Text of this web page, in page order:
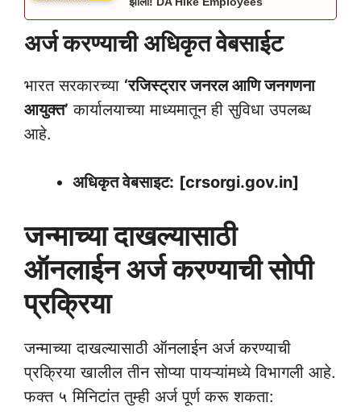
अर्ज करण्याची अधिकृत वेबसाईट
भारत सरकारच्या ‘रजिस्ट्रार जनरल आणि जनगणना
आयुक्त’ कार्यालयाच्या माध्यमातून ही सुविधा उपलब्ध
आहे.
अधिकृत वेबसाइट: [crsorgi.gov.in]
जन्माच्या दाखल्यासाठी
ऑनलाईन अर्ज करण्याची सोपी
प्रक्रिया
जन्माच्या दाखल्यासाठी ऑनलाईन अर्ज करण्याची
प्रक्रिया खालील तीन सोप्या पायऱ्यांमध्ये विभागली आहे.
फक्त ५ मिनिटांत तुम्ही अर्ज पूर्ण करू शकता: